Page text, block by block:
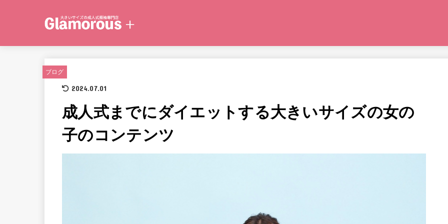
ブログ
2024.07.01
成人式までにダイエットする大きいサイズの女の
子のコンテンツ